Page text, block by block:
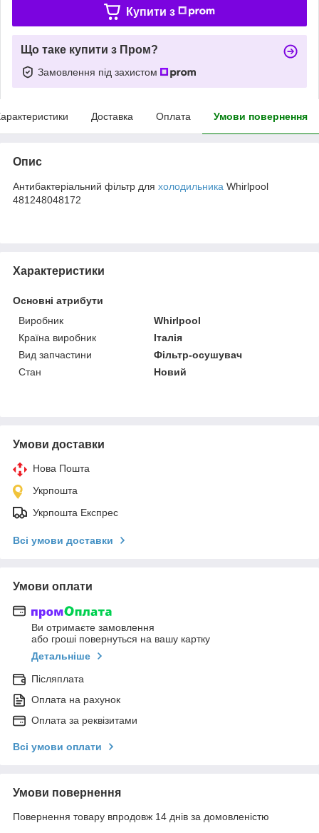
Купити з
Що таке купити з Пром?
Замовлення під захистом
Доставка Оплата Умови повернення
Опис
Антибактеріальний фільтр для холодильника Whirlpool
481248048172
Характеристики
Основні атрибути
Виробник
Whirlpool
Країна виробник
Італія
Вид запчастини
Фільтр-осушувач
Стан
Новий
Умови доставки
Нова Пошта
Укрпошта
Укрпошта Експрес
Всі умови доставки
Умови оплати
Ви отримаєте замовлення
або гроші повернуться на вашу картку
Детальніше
Післяплата
Оплата на рахунок
Оплата за реквізитами
Всі умови оплати
Умови повернення
Повернення товару впродовж 14 днів за домовленістю